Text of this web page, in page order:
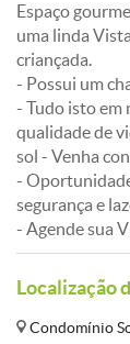
Espaço
uma linda
criançada.
- Possui um
- Tudo isto em
qualidade de
sol - Venha
-
segurança e
- Agende sua
Localização
Condomínio